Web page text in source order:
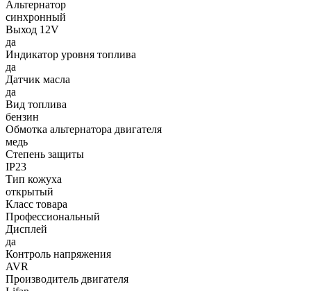
Альтернатор
синхронный
Выход 12V
да
Индикатор уровня топлива
да
Датчик масла
да
Вид топлива
бензин
Обмотка альтернатора двигателя
медь
Степень защиты
IP23
Тип кожуха
открытый
Класс товара
Профессиональный
Дисплей
да
Контроль напряжения
AVR
Производитель двигателя